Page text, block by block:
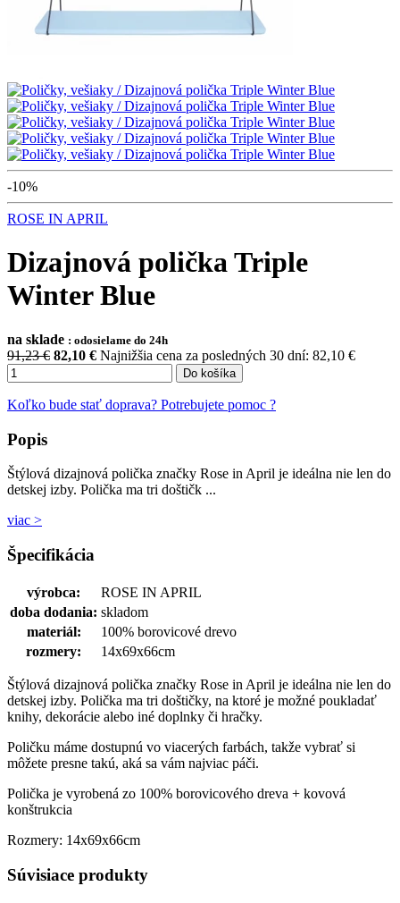
-10%
ROSE IN APRIL
Dizajnová polička Triple
Winter Blue
na sklade : odosielame do 24h
91,23 € 82,10 € Najnižšia cena za posledných 30 dní: 82,10 €
Do košíka
Koľko bude stať doprava? Potrebujete pomoc ?
Popis
Štýlová dizajnová polička značky Rose in April je ideálna nie len do
detskej izby. Polička ma tri doštičk ...
viac >
Špecifikácia
výrobca:
ROSE IN APRIL
doba dodania: skladom
materiál:
100% borovicové drevo
rozmery:
14x69x66cm
Štýlová dizajnová polička značky Rose in April je ideálna nie len do
detskej izby. Polička ma tri doštičky, na ktoré je možné poukladať
knihy, dekorácie alebo iné doplnky či hračky.
Poličku máme dostupnú vo viacerých farbách, takže vybrať si
môžete presne takú, aká sa vám najviac páči.
Polička je vyrobená zo 100% borovicového dreva + kovová
konštrukcia
Rozmery: 14x69x66cm
Súvisiace produkty